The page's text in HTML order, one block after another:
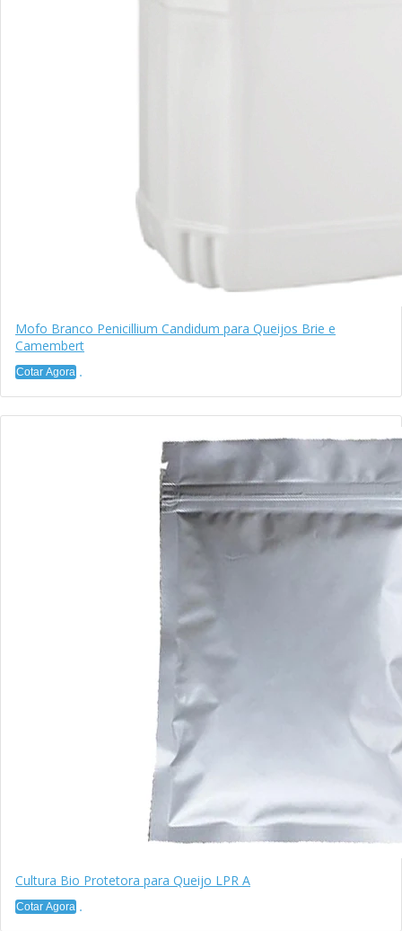
Mofo Branco Penicillium Candidum para Queijos Brie e
Camembert
Cotar Agora
Cultura Bio Protetora para Queijo LPR A
Cotar Agora